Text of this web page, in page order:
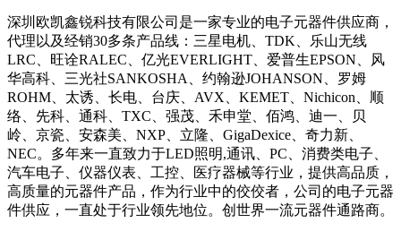
深圳欧凯鑫锐科技有限公司 是一家专业的电子元器件供应商，
代理以及经销30多条产品线：三星电机、TDK、乐山无线
LRC、旺诠RALEC、亿光EVERLIGHT、爱普生EPSON、风
华高科、三光社SANKOSHA、约翰逊JOHANSON、罗姆
ROHM、太诱、长电、台庆、AVX、KEMET、Nichicon、顺
络、先科、通科、TXC、强茂、禾申堂、佰鸿、迪一、贝
岭、京瓷、安森美、NXP、立隆、GigaDexice、奇力新、
NEC。多年来一直致力于LED照明,通讯、PC、消费类电子、
汽车电子、仪器仪表、工控、医疗器械等行业，提供高品质，
高质量的元器件产品，作为行业中的佼佼者，公司的电子元器
件供应，一直处于行业领先地位。创世界一流元器件通路商。